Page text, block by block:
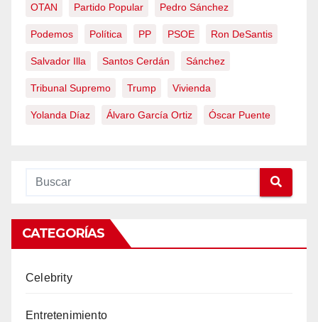
OTAN Partido Popular Pedro Sánchez
Podemos Política PP PSOE Ron DeSantis
Salvador Illa Santos Cerdán Sánchez
Tribunal Supremo Trump Vivienda
Yolanda Díaz Álvaro García Ortiz Óscar Puente
CATEGORÍAS
Celebrity
Entretenimiento